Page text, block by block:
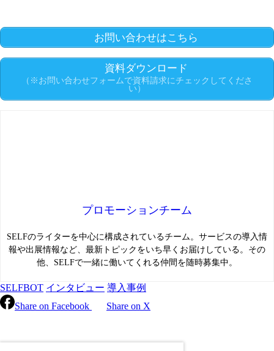
お問い合わせはこちら
資料ダウンロード
（※お問い合わせフォームで資料請求にチェックしてくださ
い）
プロモーションチーム
SELFのライターを中心に構成されているチーム。サービスの導入情
報や出展情報など、最新トピックをいち早くお届けしている。その
他、SELFで一緒に働いてくれる仲間を随時募集中。
SELFBOT インタビュー 導入事例
Share on Facebook
Share on X